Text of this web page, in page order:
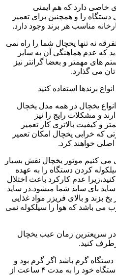
خاصی دارد که هم ایمنی
دستگاه را و همچنین برای تعمیر
مناسب هر برند وجود دارد.
نه تنها یخچال شما را راه نمی
که عدم هماهنگی آن به سایر
های مهمتر و بعضا گرانتر نیز
می گذارد.
برندها استفاده کنید
یخچال در همه مدل یخچال
و مشکلات رایج را نیز
و کیفیت بالاتری کار تعمیر
که خرابی یخچال امکان تعمیر
خواهند کرد.
کنیم موتور یخچال نقش بسیار
کردن دستگاه را به عهده
عدم کارکرد باعث اختلال
بای ساید شما میشود.در ساید
بزند و بالای فریزر مواد غذایی
می باشد که هوا را سیلکوله نمی
در سریعترین زمان عیب یخچال
کنید.
دستگاه گرم باشد اگر گرم بود و
کمپرسور در حال کارکردن بود دستگاه خود را به مدت ۴ ساعت از